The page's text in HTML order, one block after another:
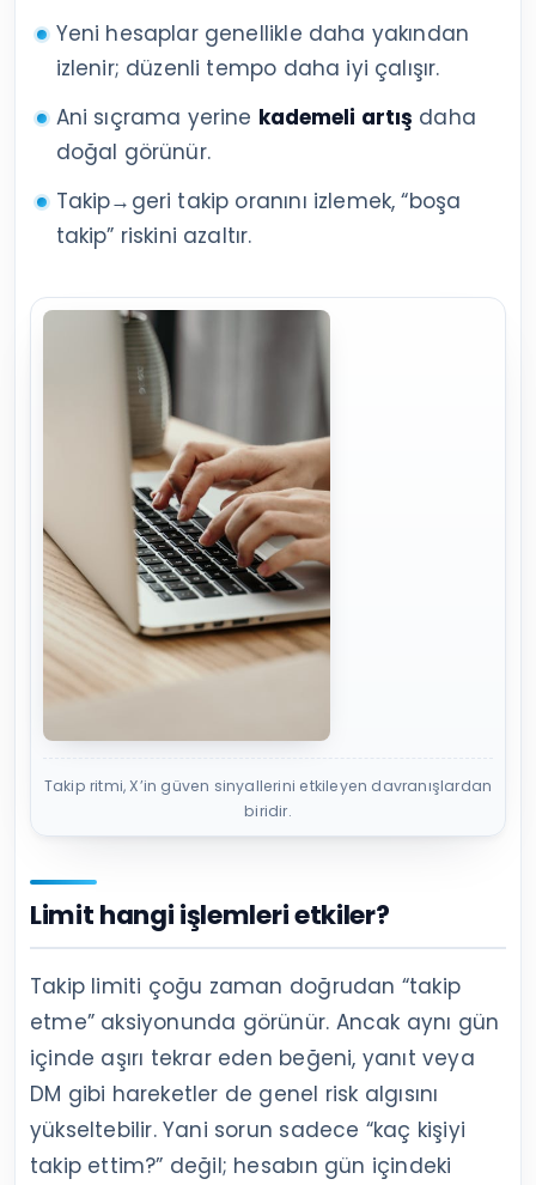
Yeni hesaplar genellikle daha yakından
izlenir; düzenli tempo daha iyi çalışır.
Ani sıçrama yerine kademeli artış daha
doğal görünür.
Takip→geri takip oranını izlemek, “boşa
takip” riskini azaltır.
Takip ritmi, X’in güven sinyallerini etkileyen davranışlardan
biridir.
Limit hangi işlemleri etkiler?
Takip limiti çoğu zaman doğrudan “takip
etme” aksiyonunda görünür. Ancak aynı gün
içinde aşırı tekrar eden beğeni, yanıt veya
DM gibi hareketler de genel risk algısını
yükseltebilir. Yani sorun sadece “kaç kişiyi
takip ettim?” değil; hesabın gün içindeki